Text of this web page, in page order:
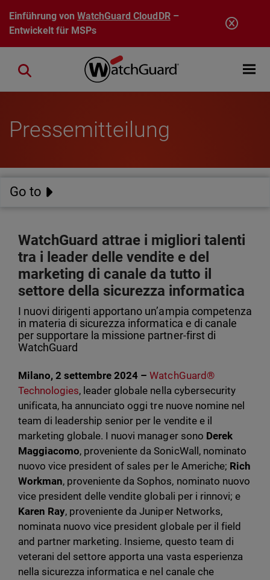
Direkt zum Inhalt
Einführung vonWatchGuard CloudDR–
Entwickelt für MSPs
Open
Close search
Pressemitteilung
Go to
WatchGuard attrae i migliori talenti
tra i leader delle vendite e del
marketing di canale da tutto il
settore della sicurezza informatica
I nuovi dirigenti apportano un’ampia competenza
in materia di sicurezza informatica e di canale
per supportare la missione partner-first di
WatchGuard
Milano, 2 settembre 2024 –WatchGuard®
Technologies, leader globale nella cybersecurity
unificata, ha annunciato oggi tre nuove nomine nel
team di leadership senior per le vendite e il
marketing globale. I nuovi manager sono Derek
Maggiacomo, proveniente da SonicWall, nominato
nuovo vice president of sales per le Americhe; Rich
Workman, proveniente da Sophos, nominato nuovo
vice president delle vendite globali per i rinnovi; e
Karen Ray, proveniente da Juniper Networks,
nominata nuovo vice president globale per il field
and partner marketing. Insieme, questo team di
veterani del settore apporta una vasta esperienza
nella sicurezza informatica e nel canale che